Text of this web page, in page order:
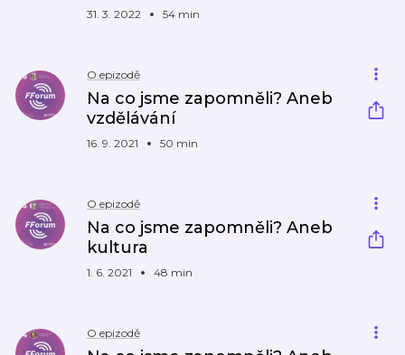
31. 3. 2022 54 min
O epizodě
Na co jsme zapomněli? Aneb
vzdělávání
16. 9. 2021 50 min
O epizodě
Na co jsme zapomněli? Aneb
kultura
1. 6. 2021 48 min
O epizodě